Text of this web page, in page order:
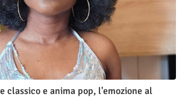
classico e anima pop, l'emozione al